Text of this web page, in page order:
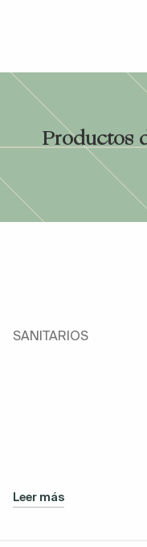
Productos
SANITARIOS
Leer más